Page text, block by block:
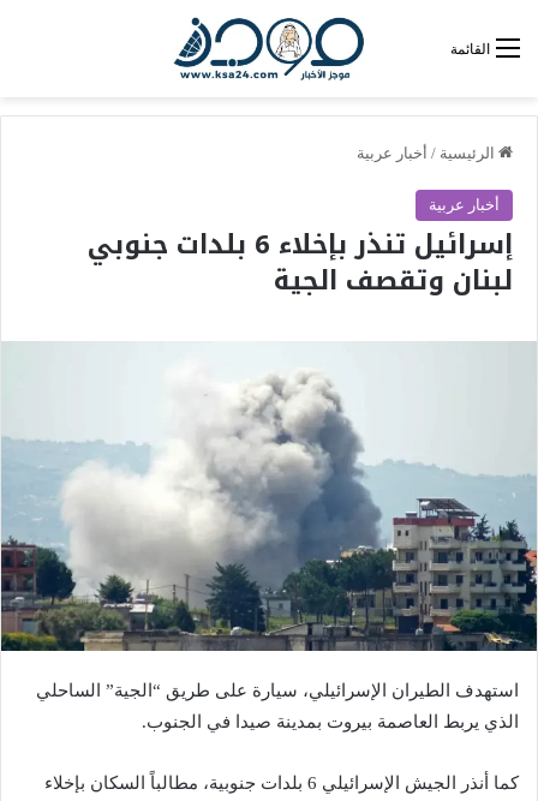
القائمة
الرئيسية / أخبار عربية
أخبار عربية
إسرائيل تنذر بإخلاء 6 بلدات جنوبي
لبنان وتقصف الجية
استهدف الطيران الإسرائيلي، سيارة على طريق “الجية” الساحلي
الذي يربط العاصمة بيروت بمدينة صيدا في الجنوب.
كما أنذر الجيش الإسرائيلي 6 بلدات جنوبية، مطالباً السكان بإخلاء